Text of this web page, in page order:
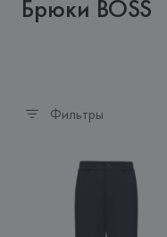
Брюки BOSS
Фильтры